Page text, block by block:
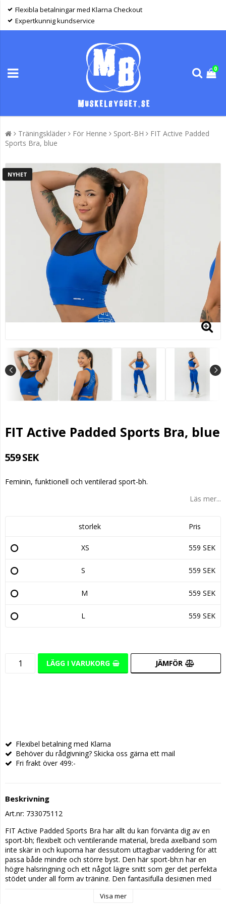
Flexibla betalningar med Klarna Checkout
Expertkunnig kundservice
0
Träningskläder För Henne Sport-BH
FIT Active Padded
Sports Bra, blue
NYHET
FIT Active Padded Sports Bra, blue
559 SEK
Feminin, funktionell och ventilerad sport-bh.
Läs mer...
storlek Pris
XS 559 SEK
S 559 SEK
M 559 SEK
L 559 SEK
LÄGG I VARUKORG JÄMFÖR
Flexibel betalning med Klarna
Behöver du rådgivning? Skicka oss gärna ett mail
Fri frakt över 499:-
Beskrivning
Art.nr: 733075112
FIT Active Padded Sports Bra har allt du kan förvänta dig av en
sport-bh; flexibelt och ventilerande material, breda axelband som
inte skär in och kuporna har dessutom uttagbar vaddering för att
passa både mindre och större byst. Den här sport-bh:n har en
högre halsringning och ett något lägre snitt som ger det perfekta
stödet under all form av träning. Den fantasifulla designen med
funktionellt genom att ventilera på precis rätt ställen.
Visa mer